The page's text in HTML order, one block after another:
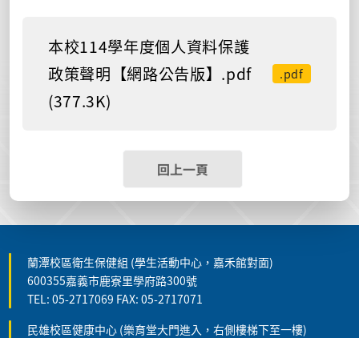
本校114學年度個人資料保護
政策聲明【網路公告版】.pdf
(377.3K)
.pdf
回上一頁
蘭潭校區衛生保健組 (學生活動中心，嘉禾館對面)
600355嘉義市鹿寮里學府路300號
TEL: 05-2717069 FAX: 05-2717071
民雄校區健康中心 (樂育堂大門進入，右側樓梯下至一樓)